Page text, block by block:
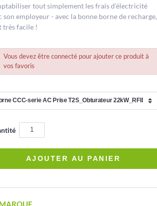
tout simplement les frais d’électricité
son employeur - avec la bonne borne de recharge,
très facile !
Vous devez être connecté pour ajouter ce produit à
vos favoris